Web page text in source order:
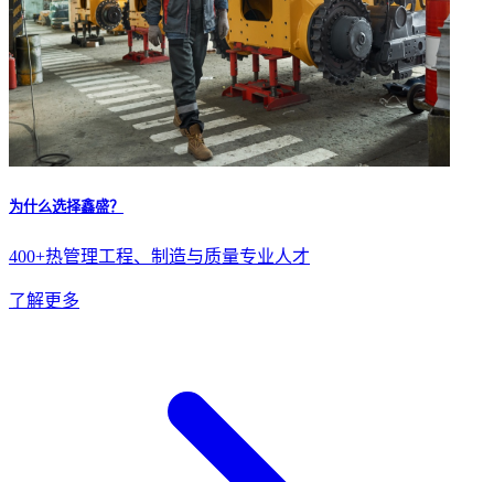
为什么选择鑫盛？
400+热管理工程、制造与质量专业人才
了解更多